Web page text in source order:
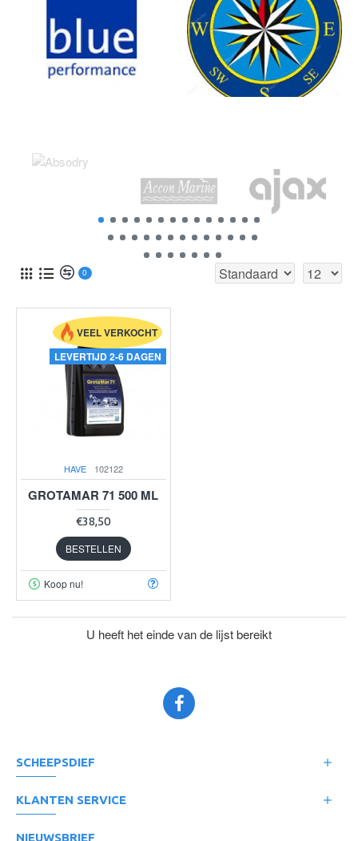
0
VEEL VERKOCHT
LEVERTIJD 2-6 DAGEN
HAVE 102122
GROTAMAR 71 500 ML
€38,50
BESTELLEN
Koop nu!
U heeft het einde van de lijst bereikt
SCHEEPSDIEF
KLANTEN SERVICE
NIEUWSBRIEF